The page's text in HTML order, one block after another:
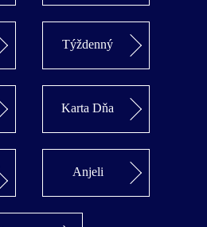
Týždenný
Karta Dňa
Anjeli